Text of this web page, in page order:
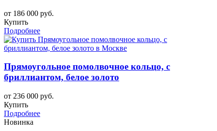
от 186 000 руб.
Купить
Подробнее
Прямоугольное помолвочное кольцо, с
бриллиантом, белое золото
от 236 000 руб.
Купить
Подробнее
Новинка